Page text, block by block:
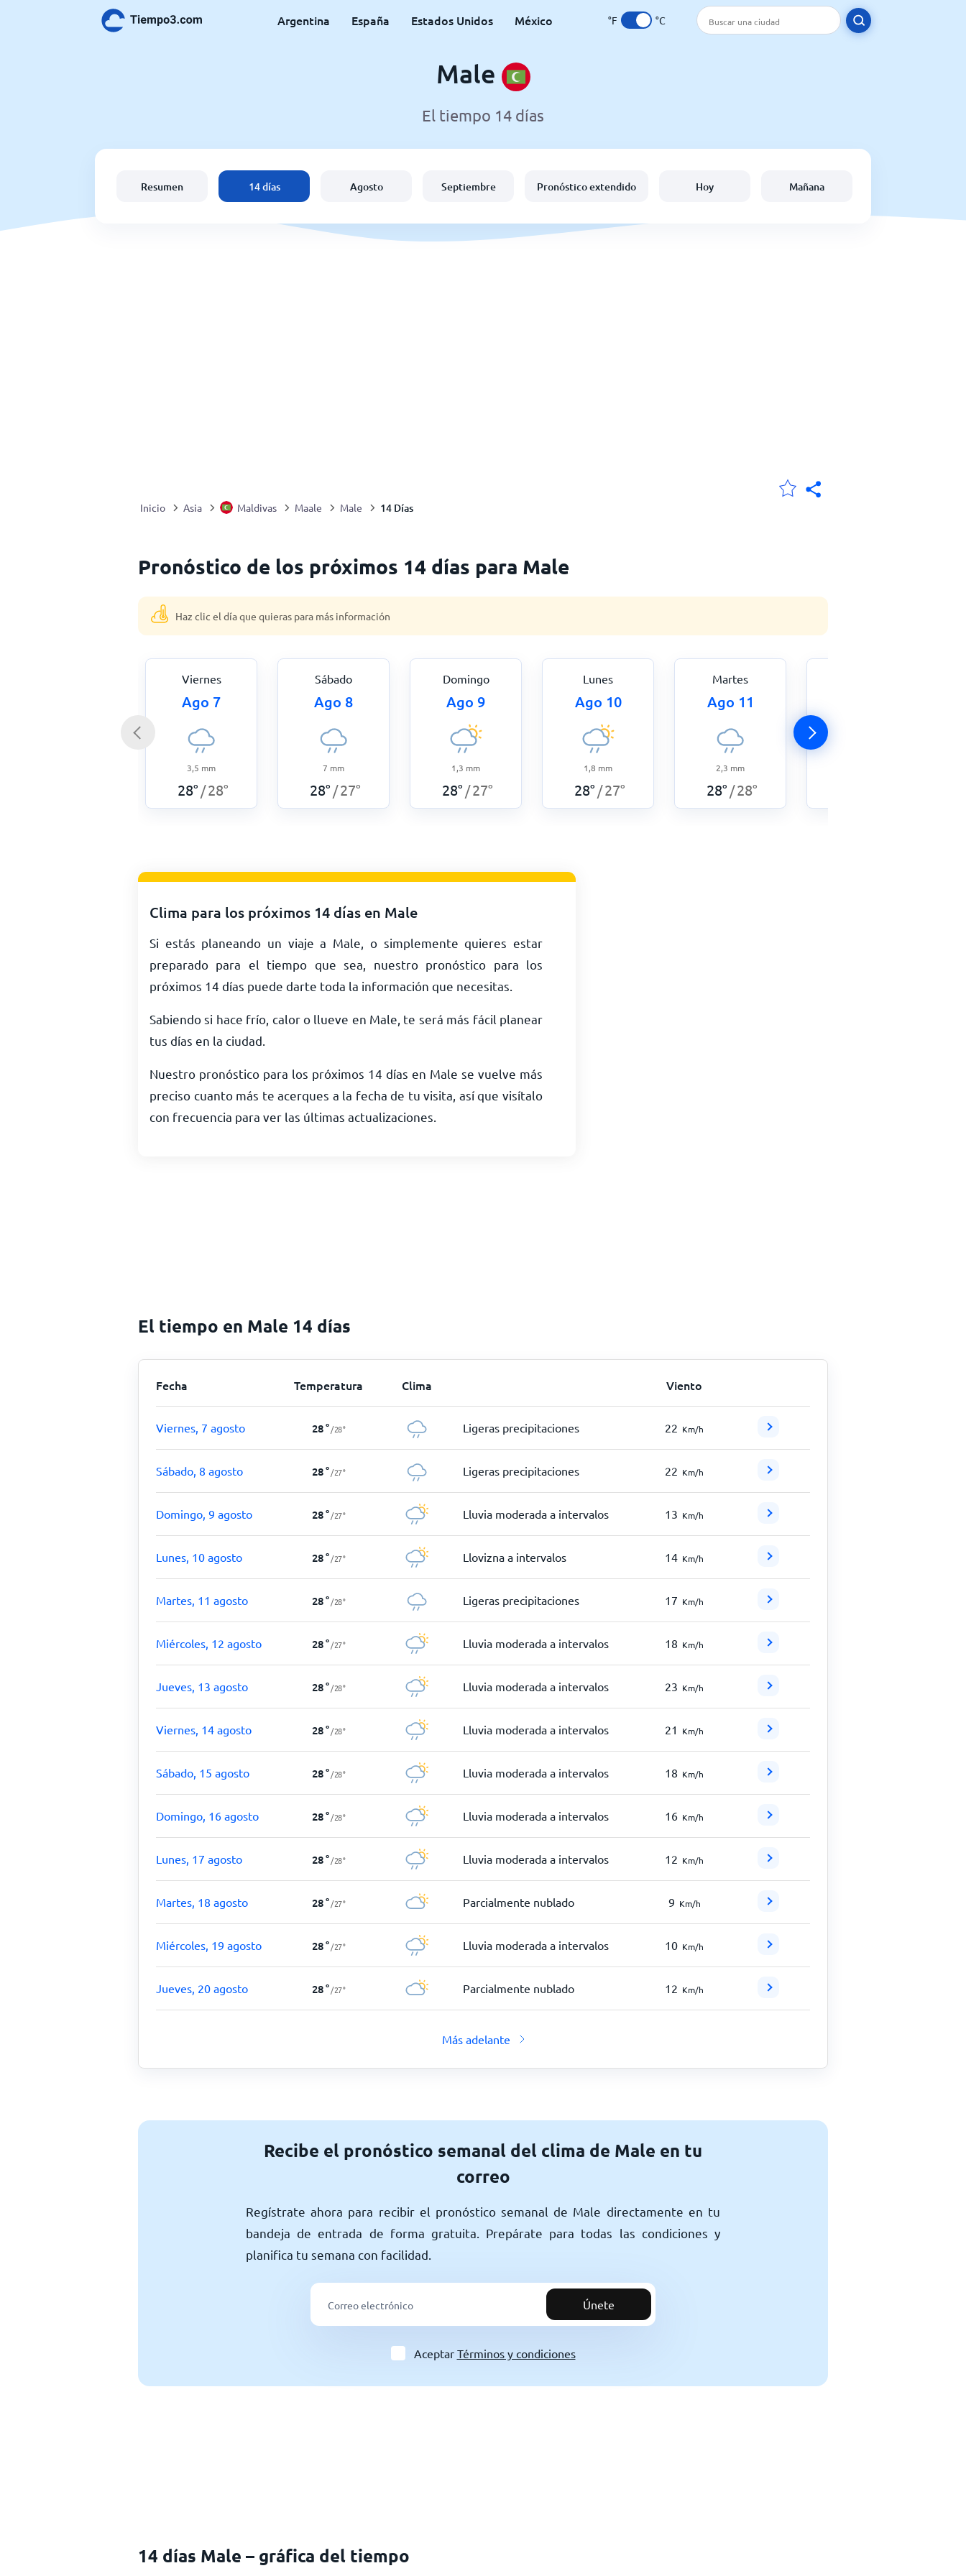
Argentina España Estados Unidos México °F °C
Male
El tiempo 14 días
Resumen 14 días Agosto Septiembre Pronóstico extendido Hoy Mañana
Inicio Asia Maldivas Maale Male 14 Días
Pronóstico de los próximos 14 días para Male
Haz clic el día que quieras para más información
Viernes
Ago 7
3,5 mm
28° /28°
Sábado
Ago 8
7 mm
28° /27°
Domingo
Ago 9
1,3 mm
28° /27°
Lunes
Ago 10
1,8 mm
28° /27°
Martes
Ago 11
2,3 mm
28° /28°
Clima para los próximos 14 días en Male
Si estás planeando un viaje a Male, o simplemente quieres estar
preparado para el tiempo que sea, nuestro pronóstico para los
próximos 14 días puede darte toda la información que necesitas.
Sabiendo si hace frío, calor o llueve en Male, te será más fácil planear
tus días en la ciudad.
Nuestro pronóstico para los próximos 14 días en Male se vuelve más
preciso cuanto más te acerques a la fecha de tu visita, así que visítalo
con frecuencia para ver las últimas actualizaciones.
El tiempo en Male 14 días
Fecha Temperatura Clima Viento
Viernes, 7 agosto 28° /28° Ligeras precipitaciones 22 Km/h
Sábado, 8 agosto 28° /27° Ligeras precipitaciones 22 Km/h
Domingo, 9 agosto 28° /27° Lluvia moderada a intervalos 13 Km/h
Lunes, 10 agosto 28° /27° Llovizna a intervalos 14 Km/h
Martes, 11 agosto 28° /28° Ligeras precipitaciones 17 Km/h
Miércoles, 12 agosto 28° /27° Lluvia moderada a intervalos 18 Km/h
Jueves, 13 agosto 28° /28° Lluvia moderada a intervalos 23 Km/h
Viernes, 14 agosto 28° /28° Lluvia moderada a intervalos 21 Km/h
Sábado, 15 agosto 28° /28° Lluvia moderada a intervalos 18 Km/h
Domingo, 16 agosto 28° /28° Lluvia moderada a intervalos 16 Km/h
Lunes, 17 agosto 28° /28° Lluvia moderada a intervalos 12 Km/h
Martes, 18 agosto 28° /27° Parcialmente nublado 9 Km/h
Miércoles, 19 agosto 28° /27° Lluvia moderada a intervalos 10 Km/h
Jueves, 20 agosto 28° /27° Parcialmente nublado 12 Km/h
Más adelante
Recibe el pronóstico semanal del clima de Male en tu
correo
Regístrate ahora para recibir el pronóstico semanal de Male directamente en tu
bandeja de entrada de forma gratuita. Prepárate para todas las condiciones y
planifica tu semana con facilidad.
Únete
Aceptar Términos y condiciones
14 días Male – gráfica del tiempo